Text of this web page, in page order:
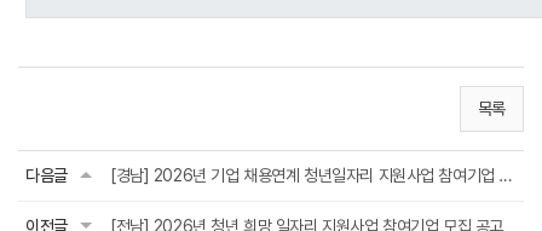
목록
다음글 [경남] 2026년 기업 채용연계 청년일자리 지원사업 참여기업 모집 공고
이전글 [전남] 2026년 청년 희망 일자리 지원사업 참여기업 모집 공고